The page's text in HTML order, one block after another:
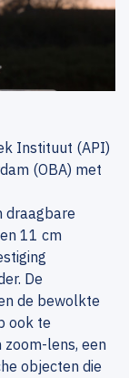
Instituut (API)
(OBA) met
draagbare
11 cm
De
de bewolkte
ook te
lens, een
objecten die